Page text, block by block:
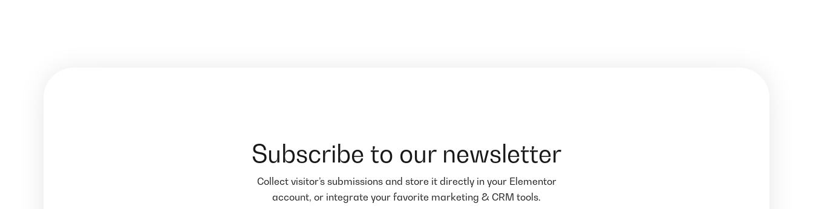
Subscribe to our newsletter
Collect visitor’s submissions and store it directly in your Elementor
account, or integrate your favorite marketing & CRM tools.